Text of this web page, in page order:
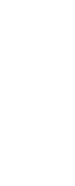
Vicente
Málaga
muerte
Más de medio
da para
puede ser
playoff, este